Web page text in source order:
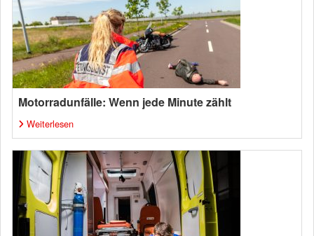
Motorradunfälle: Wenn jede Minute zählt
Weiterlesen